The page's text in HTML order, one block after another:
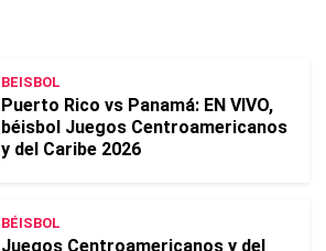
BEISBOL
Puerto Rico vs Panamá: EN VIVO,
béisbol Juegos Centroamericanos
y del Caribe 2026
BÉISBOL
Juegos Centroamericanos y del